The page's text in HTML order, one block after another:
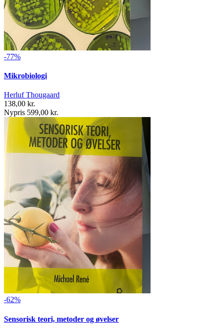
-77%
Mikrobiologi
Herluf Thougaard
138,00 kr.
Nypris 599,00 kr.
-62%
Sensorisk teori, metoder og øvelser